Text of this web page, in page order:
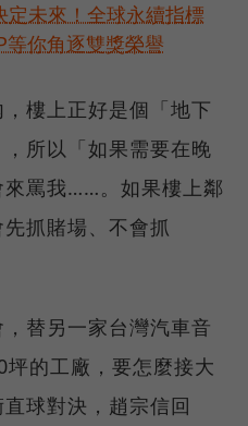
未來！全球永續指標
你角逐雙獎榮譽
樓上正好是個「地下
所以「如果需要在晚
來罵我……。如果樓上鄰
抓賭場、不會抓
替另一家台灣汽車音
的工廠，要怎麼接大
球對決，趙宗信回